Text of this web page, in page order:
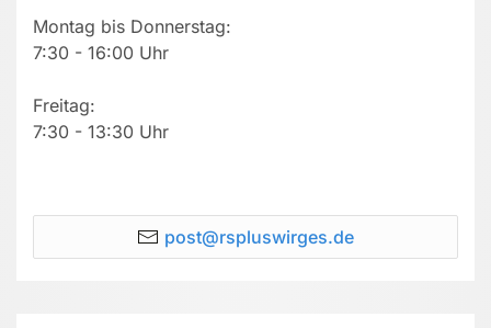
Montag bis Donnerstag:
7:30 - 16:00 Uhr
Freitag:
7:30 - 13:30 Uhr
post@rspluswirges.de